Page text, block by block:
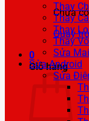
Chưa
Quay
0
Giỏ hàng
Thay
Thay
Thay
Thay
Sửa
Sửa Android
Sửa